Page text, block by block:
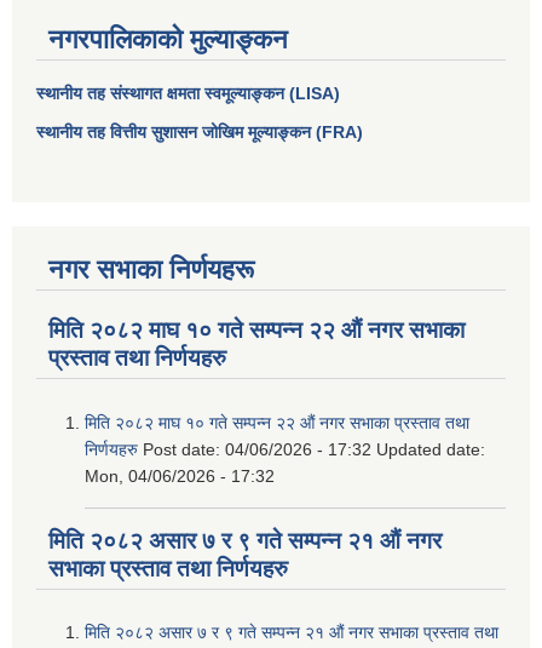
नगरपालिकाको मुल्याङ्कन
स्थानीय तह संस्थागत क्षमता स्वमूल्याङ्कन (LISA)
स्थानीय तह वित्तीय सुशासन जोखिम मूल्याङ्कन (FRA)
नगर सभाका निर्णयहरू
मिति २०८२ माघ १० गते सम्पन्न २२ औं नगर सभाका
प्रस्ताव तथा निर्णयहरु
मिति २०८२ माघ १० गते सम्पन्न २२ औं नगर सभाका प्रस्ताव तथा
निर्णयहरु Post date: 04/06/2026 - 17:32 Updated date:
Mon, 04/06/2026 - 17:32
मिति २०८२ असार ७ र ९ गते सम्पन्न २१ औं नगर
सभाका प्रस्ताव तथा निर्णयहरु
मिति २०८२ असार ७ र ९ गते सम्पन्न २१ औं नगर सभाका प्रस्ताव तथा